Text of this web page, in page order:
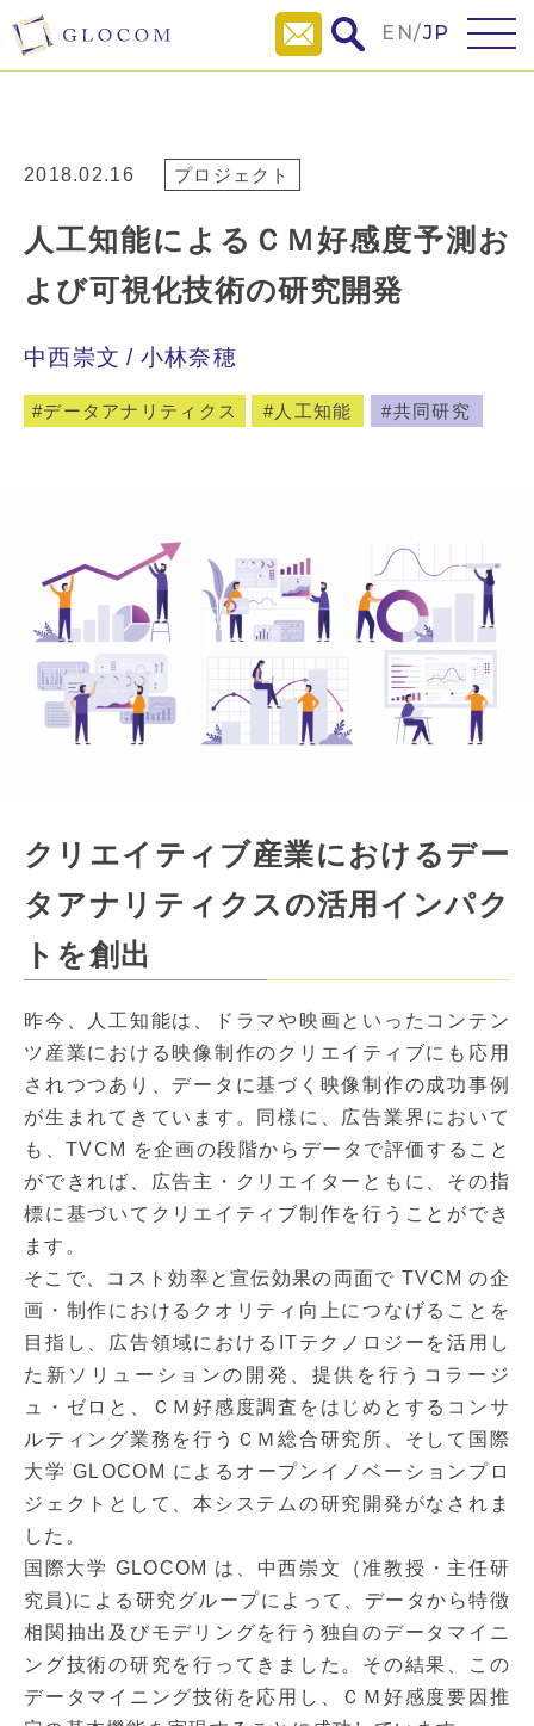
EN/JP
2018.02.16 プロジェクト
人工知能によるＣＭ好感度予測お
よび可視化技術の研究開発
中西崇文 小林奈穂
データアナリティクス 人工知能 共同研究
クリエイティブ産業におけるデー
タアナリティクスの活用インパク
トを創出
昨今、人工知能は、ドラマや映画といったコンテン
ツ産業における映像制作のクリエイティブにも応用
されつつあり、データに基づく映像制作の成功事例
が生まれてきています。同様に、広告業界において
も、TVCM を企画の段階からデータで評価すること
ができれば、広告主・クリエイターともに、その指
標に基づいてクリエイティブ制作を行うことができ
ます。
そこで、コスト効率と宣伝効果の両面で TVCM の企
画・制作におけるクオリティ向上につなげることを
目指し、広告領域におけるITテクノロジーを活用し
た新ソリューションの開発、提供を行うコラージ
ュ・ゼロと、ＣＭ好感度調査をはじめとするコンサ
ルティング業務を行うＣＭ総合研究所、そして国際
大学 GLOCOM によるオープンイノベーションプロ
ジェクトとして、本システムの研究開発がなされま
した。
国際大学 GLOCOM は、中西崇文（准教授・主任研
究員)による研究グループによって、データから特徴
相関抽出及びモデリングを行う独自のデータマイニ
ング技術の研究を行ってきました。その結果、この
データマイニング技術を応用し、ＣＭ好感度要因推